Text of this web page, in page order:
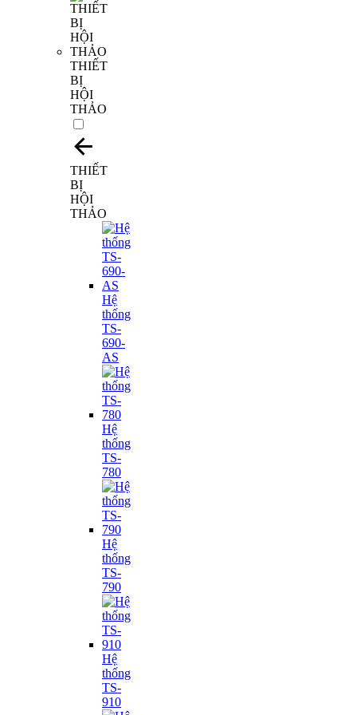
THIẾT
BỊ
HỘI
THẢO
THIẾT
BỊ
HỘI
THẢO
Hệ
thống
TS-
690-
AS
Hệ
thống
TS-
780
Hệ
thống
TS-
790
Hệ
thống
TS-
910